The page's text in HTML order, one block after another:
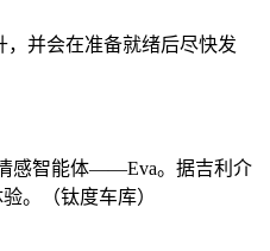
并会在准备就绪后尽快发
感智能体——Eva。据吉利介
。（钛度车库）